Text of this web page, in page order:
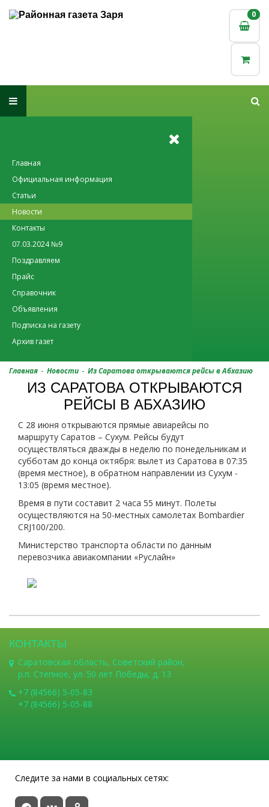
0
0
Главная
Официальная информация
Статьи
Новости
Контакты
07.03.2024 №9
Поздравляем
Прайс
Справочник
Объявления
Подписка на газету
Архив газет
Главная - Новости - Из Саратова открываются рейсы в Абхазию
ИЗ САРАТОВА ОТКРЫВАЮТСЯ
РЕЙСЫ В АБХАЗИЮ
С 28 июня открываются прямые авиарейсы по
маршруту Саратов – Сухум. Рейсы будут
осуществляться дважды в неделю по понедельникам и
субботам до конца октября: вылет из Саратова в 07:35
(время местное), в обратном направлении из Сухум -
13:05 (время местное).
Время в пути составит 2 часа 55 минут. Полеты
осуществляются на 50-местных самолетах Bombardier
CRJ100/200.
Министерство транспорта области по данным
перевозчика авиакомпании «Руслайн»
КОНТАКТЫ
Саратовская область, Советский район,
р.п. Степное, ул. 50 лет Победы, д. 13
+7 (84566) 5-05-83
+7 (84566) 5-05-88
Следите за нами в социальных сетях: